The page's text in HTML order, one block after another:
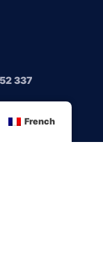
337
French